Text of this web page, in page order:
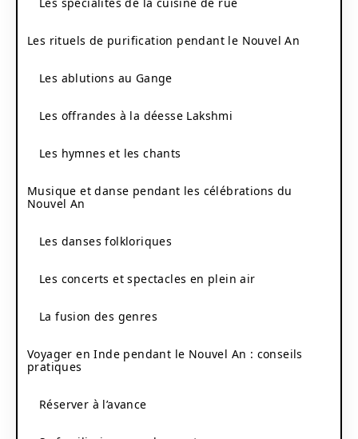
Les rituels de purification pendant le Nouvel An
Les ablutions au Gange
Les offrandes à la déesse Lakshmi
Les hymnes et les chants
Musique et danse pendant les célébrations du
Nouvel An
Les danses folkloriques
Les concerts et spectacles en plein air
La fusion des genres
Voyager en Inde pendant le Nouvel An : conseils
pratiques
Réserver à l’avance